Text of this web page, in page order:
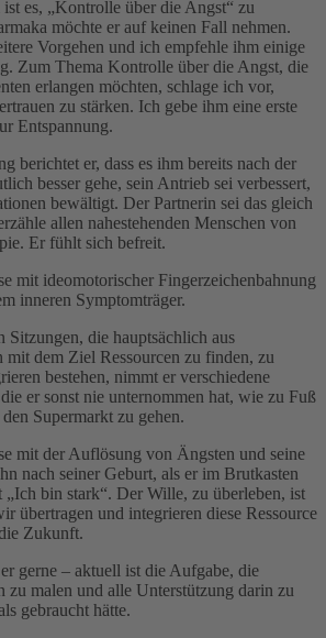
es, „Kontrolle über die Angst“ zu
möchte er auf keinen Fall nehmen.
Vorgehen und ich empfehle ihm einige
Zum Thema Kontrolle über die Angst, die
erlangen möchten, schlage ich vor,
zu stärken. Ich gebe ihm eine erste
Entspannung.
berichtet er, dass es ihm bereits nach der
besser gehe, sein Antrieb sei verbessert,
bewältigt. Der Partnerin sei das gleich
allen nahestehenden Menschen von
Er fühlt sich befreit.
mit ideomotorischer Fingerzeichenbahnung
inneren Symptomträger.
Sitzungen, die hauptsächlich aus
mit dem Ziel Ressourcen zu finden, zu
bestehen, nimmt er verschiedene
er sonst nie unternommen hat, wie zu Fuß
Supermarkt zu gehen.
mit der Auflösung von Ängsten und seine
nach seiner Geburt, als er im Brutkasten
„Ich bin stark“. Der Wille, zu überleben, ist
übertragen und integrieren diese Ressource
Zukunft.
gerne – aktuell ist die Aufgabe, die
zu malen und alle Unterstützung darin zu
gebraucht hätte.